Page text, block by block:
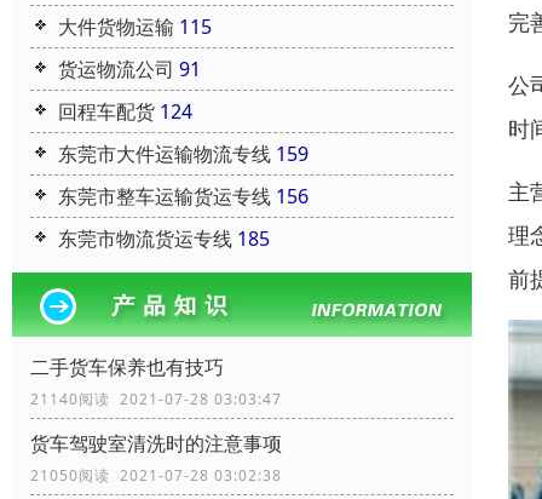
大件货物运输 115
货运物流公司 91
回程车配货 124
东莞市大件运输物流专线 159
东莞市整车运输货运专线 156
东莞市物流货运专线 185
二手货车保养也有技巧
21140阅读 2021-07-28 03:03:47
货车驾驶室清洗时的注意事项
21050阅读 2021-07-28 03:02:38
完
公
时
主
理
前